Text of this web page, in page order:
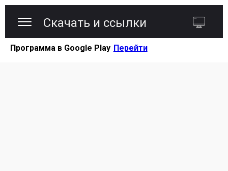
Скачать и ссылки
Программа в Google Play Перейти